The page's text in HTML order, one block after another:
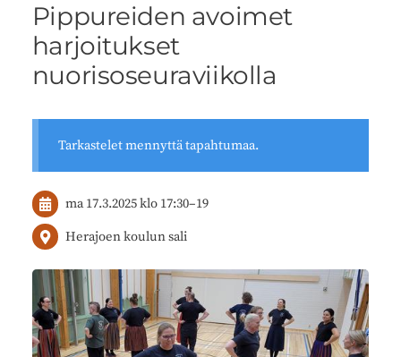
Pippureiden avoimet
harjoitukset
nuorisoseuraviikolla
Tarkastelet mennyttä tapahtumaa.
ma 17.3.2025klo 17:30–19
Herajoen koulun sali